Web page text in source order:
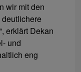
wir mit den
erklärt Dekan
und
eng